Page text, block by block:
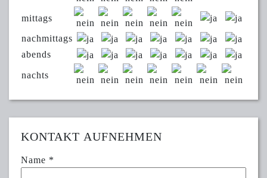
mittags
nachmittags
abends
nachts
KONTAKT AUFNEHMEN
Name *